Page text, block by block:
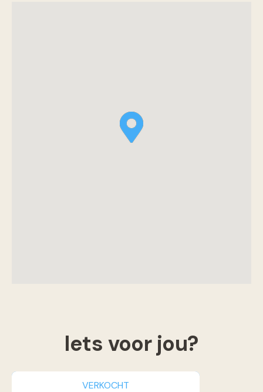
Iets voor jou?
VERKOCHT